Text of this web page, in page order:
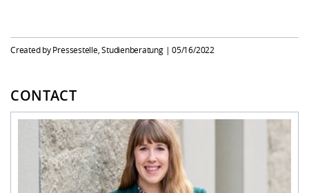
Created by Pressestelle, Studienberatung |05/16/2022
CONTACT